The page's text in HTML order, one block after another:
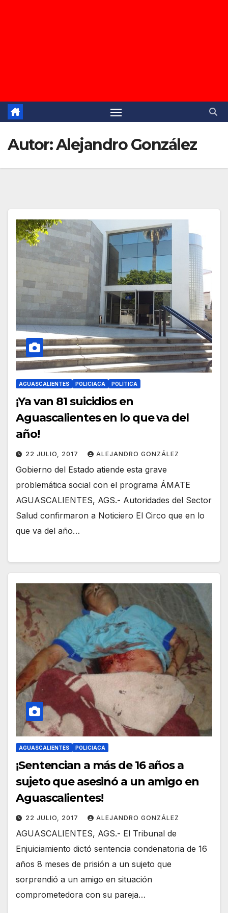
Autor:Alejandro González
AGUASCALIENTES POLICIACA POLÍTICA
¡Ya van 81 suicidios en
Aguascalientes en lo que va del
año!
22 JULIO, 2017 ALEJANDRO GONZÁLEZ
Gobierno del Estado atiende esta grave
problemática social con el programa ÁMATE
AGUASCALIENTES, AGS.- Autoridades del Sector
Salud confirmaron a Noticiero El Circo que en lo
que va del año…
AGUASCALIENTES POLICIACA
¡Sentencian a más de 16 años a
sujeto que asesinó a un amigo en
Aguascalientes!
22 JULIO, 2017 ALEJANDRO GONZÁLEZ
AGUASCALIENTES, AGS.- El Tribunal de
Enjuiciamiento dictó sentencia condenatoria de 16
años 8 meses de prisión a un sujeto que
sorprendió a un amigo en situación
comprometedora con su pareja…